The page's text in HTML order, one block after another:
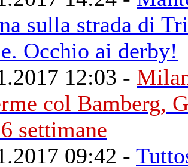
sulla strada di
Occhio ai derby!
12:03 -
col Bamberg,
settimane
09:42 -